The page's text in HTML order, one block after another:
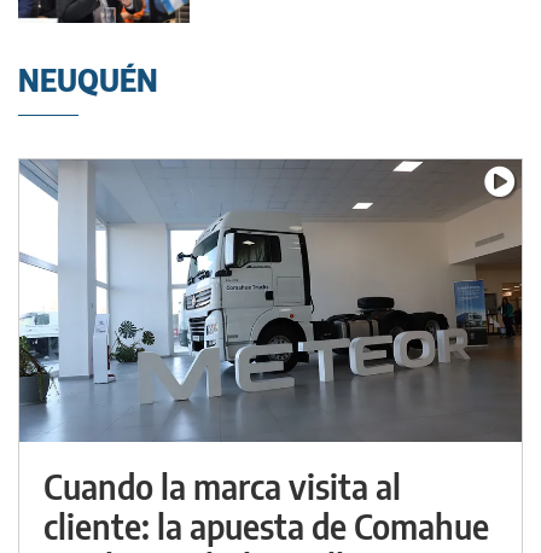
NEUQUÉN
Cuando la marca visita al
cliente: la apuesta de Comahue